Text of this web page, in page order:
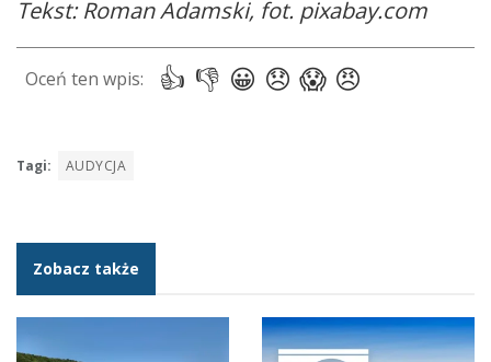
Tekst: Roman Adamski, fot. pixabay.com
Tagi: AUDYCJA
Zobacz także